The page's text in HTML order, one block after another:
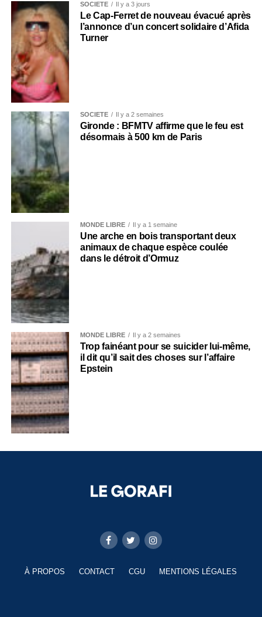
SOCIÉTÉ Il y a 3 jours
Le Cap-Ferret de nouveau évacué après
l’annonce d’un concert solidaire d’Afida
Turner
SOCIÉTÉ Il y a 2 semaines
Gironde : BFMTV affirme que le feu est
désormais à 500 km de Paris
MONDE LIBRE Il y a 1 semaine
Une arche en bois transportant deux
animaux de chaque espèce coulée
dans le détroit d’Ormuz
MONDE LIBRE Il y a 2 semaines
Trop fainéant pour se suicider lui-même,
il dit qu’il sait des choses sur l’affaire
Epstein
À PROPOS CONTACT CGU MENTIONS LÉGALES